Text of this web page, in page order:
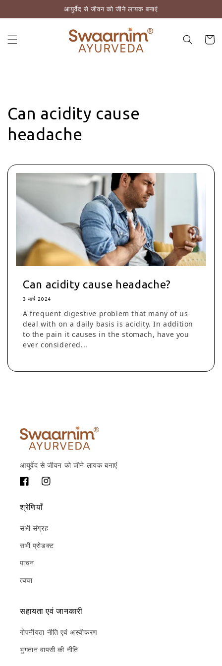
सामग्री पर बढ़ने के लिएआयुर्वेद से जीवन को जीने लायक बनाएं
कार्ट
Can acidity cause
headache
Can acidity cause headache?
3 मार्च 2024
A frequent digestive problem that many of us
deal with on a daily basis is acidity. In addition
to the pain it causes in the stomach, have you
ever considered...
आयुर्वेद से जीवन को जीने लायक बनाएं
फेसबुक Instagram
श्रेणियाँ
सभी संग्रह
सभी प्रोडक्ट
पाचन
त्वचा
सहायता एवं जानकारी
गोपनीयता नीति एवं अस्वीकरण
भुगतान वापसी की नीति